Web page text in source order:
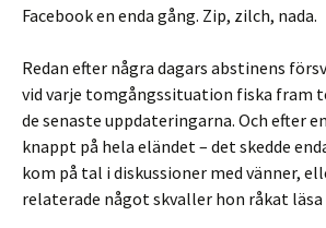
Facebook en enda gång. Zip, zilch, nada.
Redan efter några dagars abstinens
vid varje tomgångssituation fiska fram
de senaste uppdateringarna. Och efter
knappt på hela eländet – det skedde
kom på tal i diskussioner med vänner,
relaterade något skvaller hon råkat läsa